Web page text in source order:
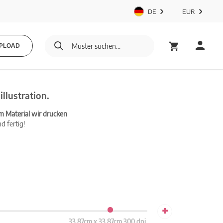
DE EUR
Material wir drucken
fertig!
+